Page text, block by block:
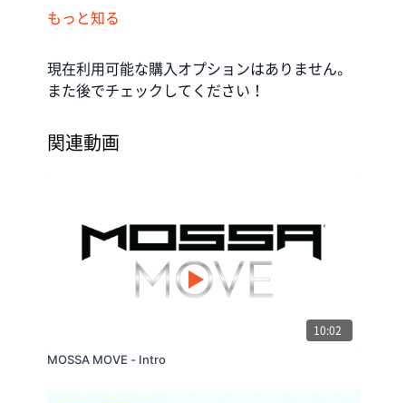
もっと知る
現在利用可能な購入オプションはありません。
また後でチェックしてください！
関連動画
10:02
MOSSA MOVE - Intro